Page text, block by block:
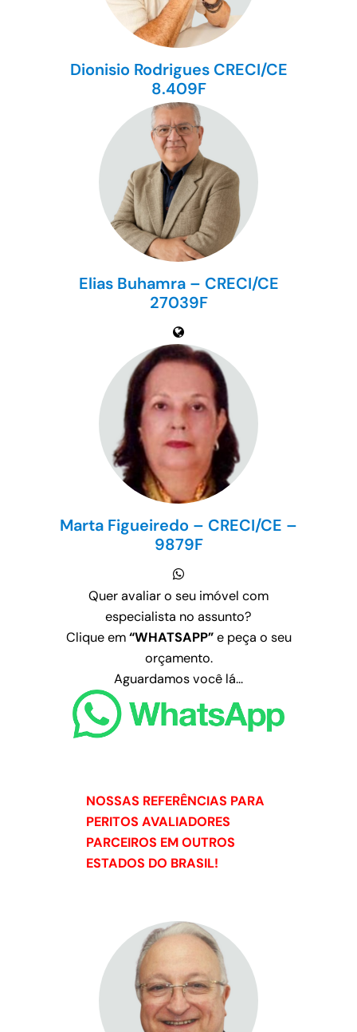
Dionisio Rodrigues CRECI/CE
8.409F
Elias Buhamra – CRECI/CE
27039F
Marta Figueiredo – CRECI/CE –
9879F
Quer avaliar o seu imóvel com
especialista no assunto?
Clique em“WHATSAPP”e peça o seu
orçamento.
Aguardamos você lá…
NOSSAS REFERÊNCIAS PARA
PERITOS AVALIADORES
PARCEIROS EM OUTROS
ESTADOS DO BRASIL!